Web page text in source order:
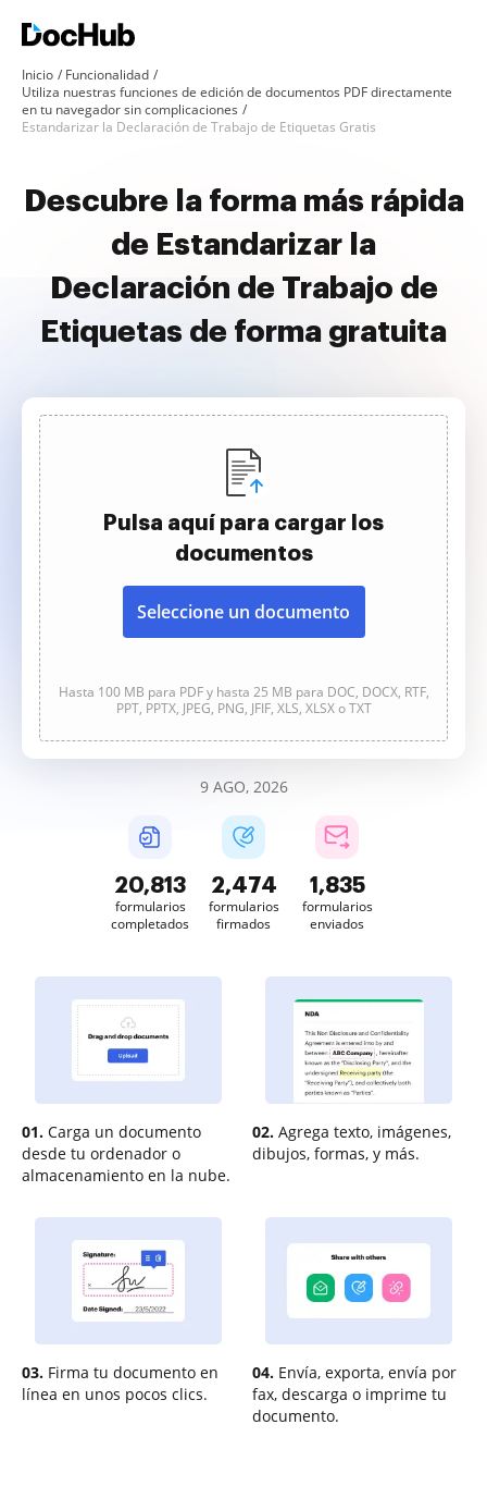
Inicio
Funcionalidad
Utiliza nuestras funciones de edición de documentos PDF directamente
en tu navegador sin complicaciones
Estandarizar la Declaración de Trabajo de Etiquetas Gratis
Descubre la forma más rápida
de Estandarizar la
Declaración de Trabajo de
Etiquetas de forma gratuita
Pulsa aquí para cargar los
documentos
Seleccione un documento
Hasta 100 MB para PDF y hasta 25 MB para DOC, DOCX, RTF,
PPT, PPTX, JPEG, PNG, JFIF, XLS, XLSX o TXT
9 AGO, 2026
20,813
formularios
completados
2,474
formularios
firmados
1,835
formularios
enviados
01. Carga un documento
desde tu ordenador o
almacenamiento en la nube.
02. Agrega texto, imágenes,
dibujos, formas, y más.
03. Firma tu documento en
línea en unos pocos clics.
04. Envía, exporta, envía por
fax, descarga o imprime tu
documento.